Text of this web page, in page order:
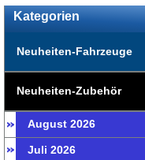
Kategorien
Neuheiten-Fahrzeuge
Neuheiten-Zubehör
August 2026
Juli 2026